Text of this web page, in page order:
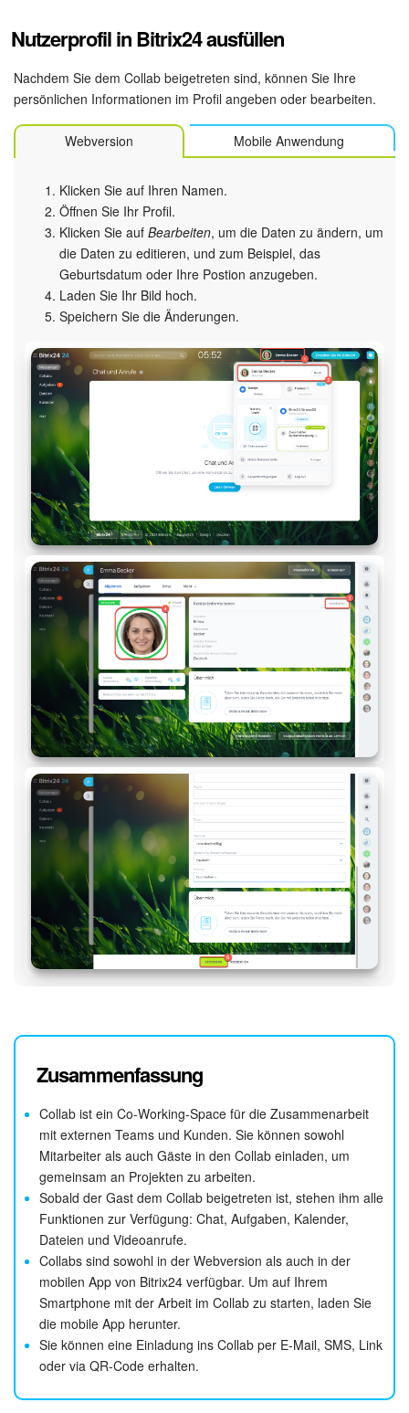
Nutzerprofil in Bitrix24 ausfüllen
Nachdem Sie dem Collab beigetreten sind, können Sie Ihre
persönlichen Informationen im Profil angeben oder bearbeiten.
Webversion Mobile Anwendung
Klicken Sie auf Ihren Namen.
Öffnen Sie Ihr Profil.
Klicken Sie auf Bearbeiten, um die Daten zu ändern, um
die Daten zu editieren, und zum Beispiel, das
Geburtsdatum oder Ihre Postion anzugeben.
Laden Sie Ihr Bild hoch.
Speichern Sie die Änderungen.
Zusammenfassung
Collab ist ein Co-Working-Space für die Zusammenarbeit
mit externen Teams und Kunden. Sie können sowohl
Mitarbeiter als auch Gäste in den Collab einladen, um
gemeinsam an Projekten zu arbeiten.
Sobald der Gast dem Collab beigetreten ist, stehen ihm alle
Funktionen zur Verfügung: Chat, Aufgaben, Kalender,
Dateien und Videoanrufe.
Collabs sind sowohl in der Webversion als auch in der
mobilen App von Bitrix24 verfügbar. Um auf Ihrem
Smartphone mit der Arbeit im Collab zu starten, laden Sie
die mobile App herunter.
Sie können eine Einladung ins Collab per E-Mail, SMS, Link
oder via QR-Code erhalten.